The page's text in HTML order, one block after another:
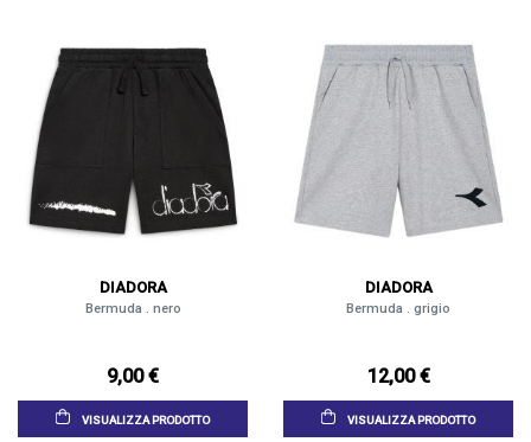
DIADORA
Bermuda . nero
9,00 €
VISUALIZZA PRODOTTO
DIADORA
Bermuda . grigio
12,00 €
VISUALIZZA PRODOTTO